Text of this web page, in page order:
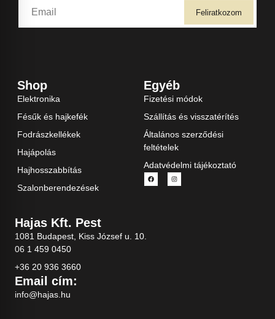
Feliratkozom
Shop
Elektronika
Fésűk és hajkefék
Fodrászkellékek
Hajápolás
Hajhosszabbítás
Szalonberendezések
Egyéb
Fizetési módok
Szállítás és visszatérítés
Általános szerződési
feltételek
Adatvédelmi tájékoztató
Hajas Kft. Pest
1081 Budapest, Kiss József u. 10.
06 1 459 0450
+36 20 936 3660
Email cím:
info@hajas.hu